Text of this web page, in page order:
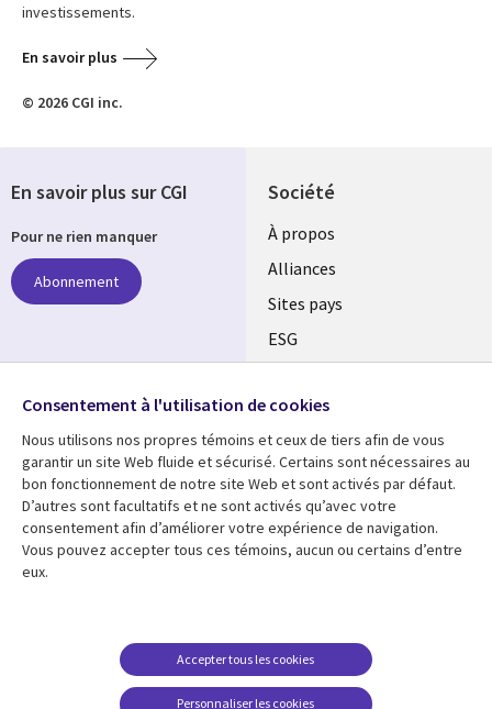
investissements.
En savoir plus
© 2026 CGI inc.
Société
À propos
Alliances
Sites pays
ESG
Fusions
Salle de presse
Ressources
Articles
Études de cas
Support
Restrictions et
conditions juridiques
En savoir plus sur CGI
Pour ne rien manquer
Abonnement
Suivez-nous
Social
Media
Global
FR
Consentement à l'utilisation de cookies
Nous utilisons nos propres témoins et ceux de tiers afin de vous
garantir un site Web fluide et sécurisé. Certains sont nécessaires au
bon fonctionnement de notre site Web et sont activés par défaut.
D’autres sont facultatifs et ne sont activés qu’avec votre
consentement afin d’améliorer votre expérience de navigation.
Vous pouvez accepter tous ces témoins, aucun ou certains d’entre
eux.
Personnaliser les cookies
Accepter tous les cookies